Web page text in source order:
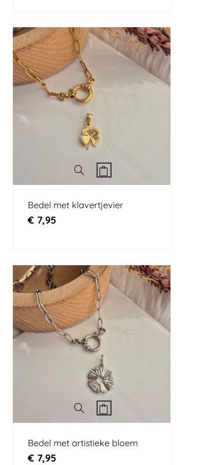
Bedel met klavertjevier
€ 7,95
Bedel met artistieke bloem
€ 7,95